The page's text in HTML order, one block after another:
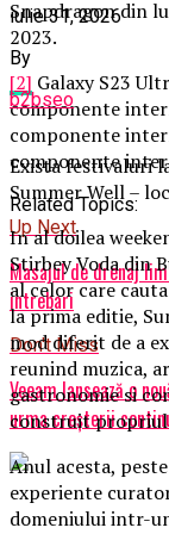
Snapdragon din
2023.
[2] Galaxy S23
componente
componente
componente
Related Topics:
Up Next
Masajul de drenaj
intrebari
Don't Miss
Veeam lansează o
urma creșterii
iulie 31, 2026
By
b2bseo
Exista festivaluri
Summer Well –
In al doilea
Stirbey Voda din
al celor care
la prima editie,
mod diferit de a
reunind muzica,
gastronomie si
construit propriul
Anul acesta,
experiente
domeniului intr-